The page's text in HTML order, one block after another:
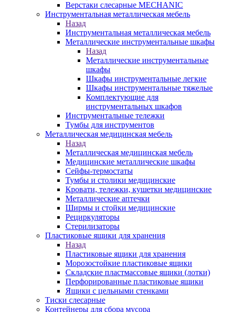
Верстаки слесарные MECHANIC
Инструментальная металлическая мебель
Назад
Инструментальная металлическая мебель
Металлические инструментальные шкафы
Назад
Металлические инструментальные
шкафы
Шкафы инструментальные легкие
Шкафы инструментальные тяжелые
Комплектующие для
инструментальных шкафов
Инструментальные тележки
Тумбы для инструментов
Металлическая медицинская мебель
Назад
Металлическая медицинская мебель
Медицинские металлические шкафы
Сейфы-термостаты
Тумбы и столики медицинские
Кровати, тележки, кушетки медицинские
Металлические аптечки
Ширмы и стойки медицинские
Рециркуляторы
Стерилизаторы
Пластиковые ящики для хранения
Назад
Пластиковые ящики для хранения
Морозостойкие пластиковые ящики
Складские пластмассовые ящики (лотки)
Перфорированные пластиковые ящики
Ящики с цельными стенками
Тиски слесарные
Контейнеры для сбора мусора